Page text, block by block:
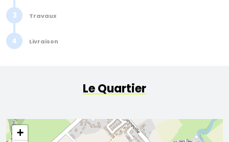
3 Travaux
4 Livraison
Le Quartier
+